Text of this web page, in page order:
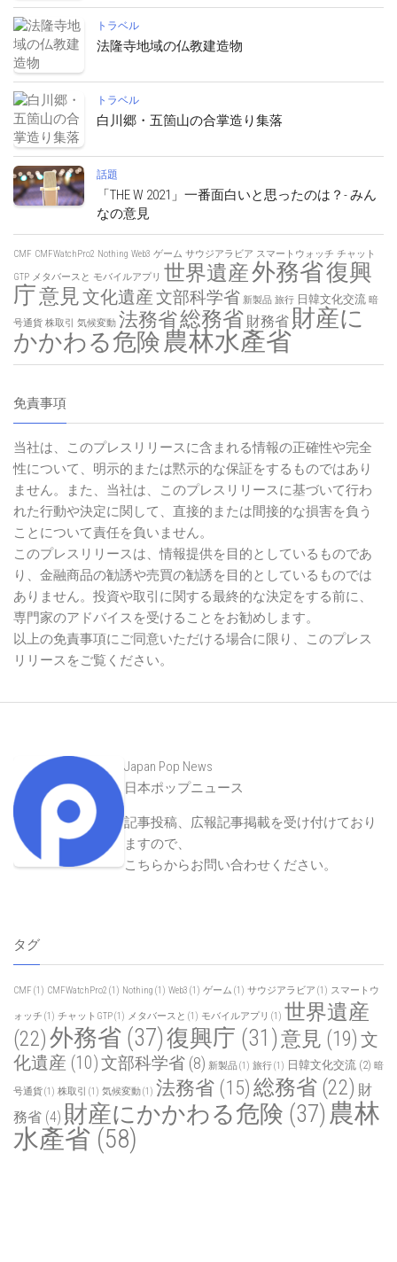
トラベル
法隆寺地域の仏教建造物
トラベル
白川郷・五箇山の合掌造り集落
話題
「THE W 2021」一番面白いと思ったのは？- みん
なの意見
CMF CMFWatchPro2 Nothing Web3 ゲーム サウジアラビア スマートウォッチ チャット
GTP メタバースと モバイルアプリ 世界遺産外務省復興
庁意見文化遺産文部科学省 新製品 旅行 日韓文化交流 暗
号通貨 株取引 気候変動 法務省総務省 財務省 財産に
かかわる危険 農林水產省
免責事項
当社は、このプレスリリースに含まれる情報の正確性や完全
性について、明示的または黙示的な保証をするものではあり
ません。また、当社は、このプレスリリースに基づいて行わ
れた行動や決定に関して、直接的または間接的な損害を負う
ことについて責任を負いません。
このプレスリリースは、情報提供を目的としているものであ
り、金融商品の勧誘や売買の勧誘を目的としているものでは
ありません。投資や取引に関する最終的な決定をする前に、
専門家のアドバイスを受けることをお勧めします。
以上の免責事項にご同意いただける場合に限り、このプレス
リリースをご覧ください。
Japan Pop News
日本ポップニュース
記事投稿、広報記事掲載を受け付けており
ますので、
こちらからお問い合わせください。
タグ
CMF (1) CMFWatchPro2 (1) Nothing (1) Web3 (1) ゲーム (1) サウジアラビア (1) スマートウ
ォッチ (1) チャットGTP(1) メタバースと (1) モバイルアプリ (1) 世界遺産
(22)外務省 (37)復興庁 (31)意見 (19) 文
化遺産 (10)文部科学省 (8) 新製品(1) 旅行(1) 日韓文化交流 (2) 暗
号通貨(1) 株取引 (1) 気候変動(1) 法務省 (15) 総務省 (22) 財
務省 (4) 財産にかかわる危険 (37) 農林
水產省 (58)